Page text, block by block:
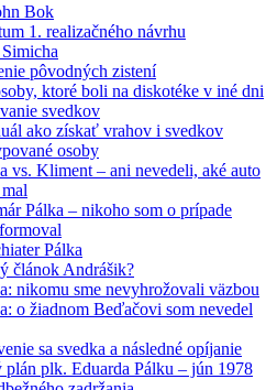
Bok
1. realizačného návrhu
pôvodných zistení
ktoré boli na diskotéke v iné dni
svedkov
ako získať vrahov i svedkov
osoby
vs. Kliment – ani nevedeli, aké auto
Pálka – nikoho som o prípade
Pálka
článok Andrášik?
nikomu sme nevyhrožovali väzbou
o žiadnom Beďačovi som nevedel
sa svedka a následné opíjanie
plán plk. Eduarda Pálku – jún 1978